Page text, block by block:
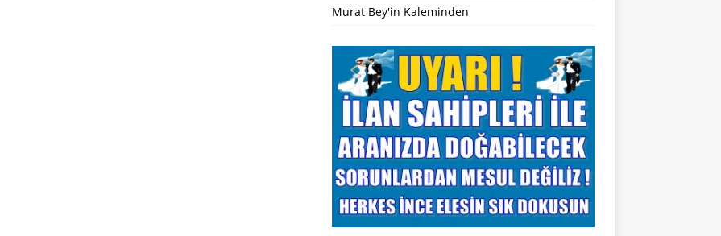
Murat Bey'in Kaleminden